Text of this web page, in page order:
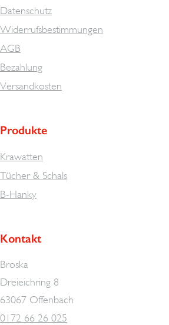
Datenschutz
Widerrufsbestimmungen
AGB
Bezahlung
Versandkosten
Produkte
Krawatten
Tücher & Schals
B-Hanky
Kontakt
Broska
Dreieichring 8
63067 Offenbach
0172 66 26 025